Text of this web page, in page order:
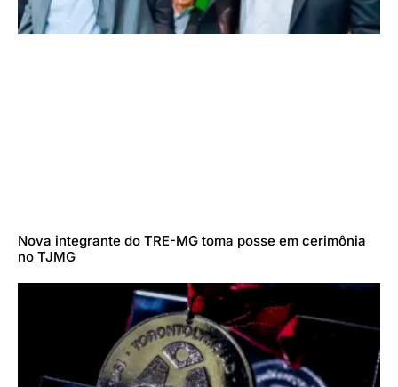
Nova integrante do TRE-MG toma posse em cerimônia
no TJMG